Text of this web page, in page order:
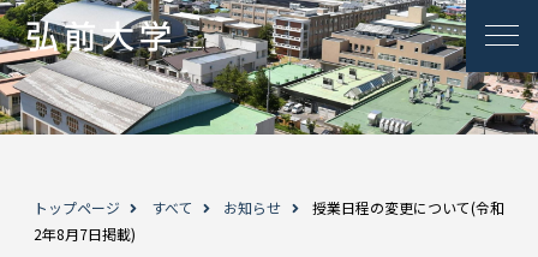
トップページ すべて お知らせ
授業日程の変更について(令和
2年8月7日掲載)